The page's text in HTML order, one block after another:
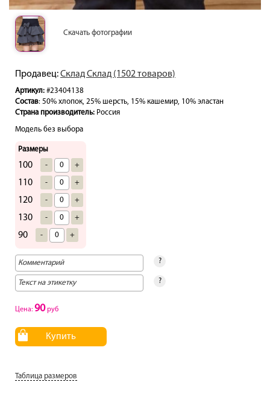
Скачать фотографии
Продавец:Склад Склад (1502 товаров)
Артикул: #23404138
Состав: 50% хлопок, 25% шерсть, 15% кашемир, 10% эластан
Страна производитель: Россия
Модель без выбора
Размеры
100 - +
110 - +
120 - +
130 - +
90 - +
?
?
Цена: 90руб
Купить
Таблица размеров